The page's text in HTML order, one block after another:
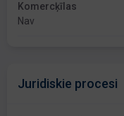
Komercķīlas
Nav
Juridiskie procesi